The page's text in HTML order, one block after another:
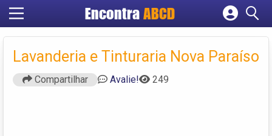
EncontraABCD
Cadastrar empresa
Criar conta
Lavanderia e Tinturaria Nova Paraíso
Compartilhar Avalie! 249